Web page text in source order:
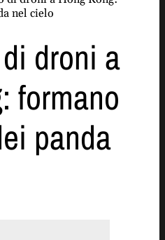
nel cielo
droni a
formano
panda